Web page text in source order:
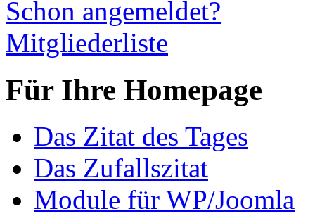
Schon angemeldet?
Mitgliederliste
Für Ihre Homepage
Das Zitat des Tages
Das Zufallszitat
Module für WP/Joomla